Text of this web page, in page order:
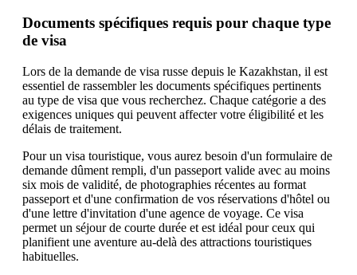
Documents spécifiques requis pour chaque type
de visa
Lors de la demande de visa russe depuis le Kazakhstan, il est
essentiel de rassembler les documents spécifiques pertinents
au type de visa que vous recherchez. Chaque catégorie a des
exigences uniques qui peuvent affecter votre éligibilité et les
délais de traitement.
Pour un visa touristique, vous aurez besoin d'un formulaire de
demande dûment rempli, d'un passeport valide avec au moins
six mois de validité, de photographies récentes au format
passeport et d'une confirmation de vos réservations d'hôtel ou
d'une lettre d'invitation d'une agence de voyage. Ce visa
permet un séjour de courte durée et est idéal pour ceux qui
planifient une aventure au-delà des attractions touristiques
habituelles.